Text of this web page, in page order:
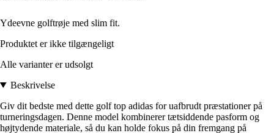
Ydeevne golftrøje med slim fit.
Produktet er ikke tilgængeligt
Alle varianter er udsolgt
Beskrivelse
Giv dit bedste med dette golf top adidas for uafbrudt præstationer på
turneringsdagen. Denne model kombinerer tætsiddende pasform og
højtydende materiale, så du kan holde fokus på din fremgang på